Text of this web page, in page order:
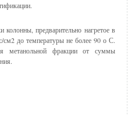
предварительно нагретое в
см2 до температуры не более 90 о С.
метанольной фракции от суммы